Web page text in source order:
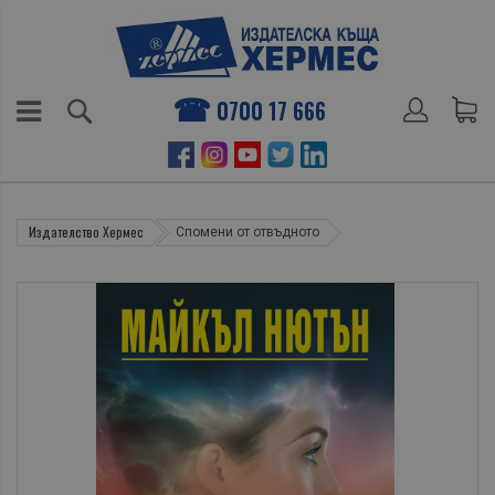
0700 17 666
Издателство Хермес Спомени от отвъдното